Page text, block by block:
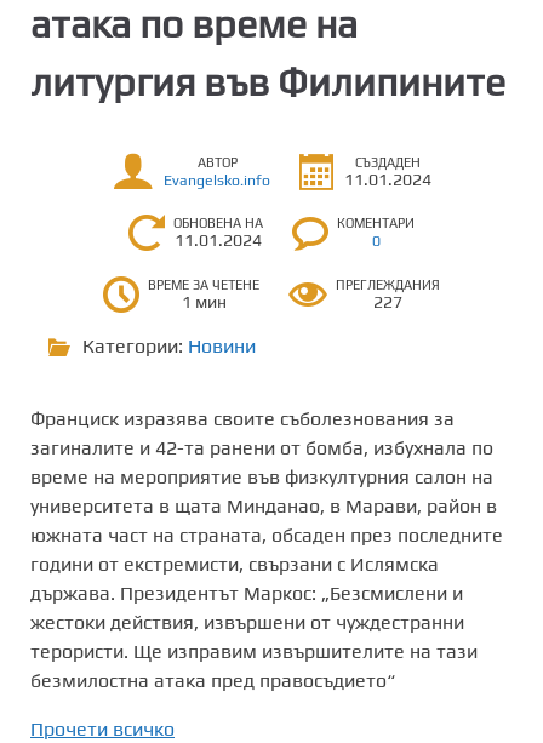
атака по време на
литургия във Филипините
АВТОР
Evangelsko.info
СЪЗДАДЕН
11.01.2024
ОБНОВЕНА НА
11.01.2024
КОМЕНТАРИ
0
ВРЕМЕ ЗА ЧЕТЕНЕ
1 мин
ПРЕГЛЕЖДАНИЯ
227
Категории: Новини
Франциск изразява своите съболезнования за
загиналите и 42-та ранени от бомба, избухнала по
време на мероприятие във физкултурния салон на
университета в щата Минданао, в Марави, район в
южната част на страната, обсаден през последните
години от екстремисти, свързани с Ислямска
държава. Президентът Маркос: „Безсмислени и
жестоки действия, извършени от чуждестранни
терористи. Ще изправим извършителите на тази
безмилостна атака пред правосъдието“
Прочети всичко